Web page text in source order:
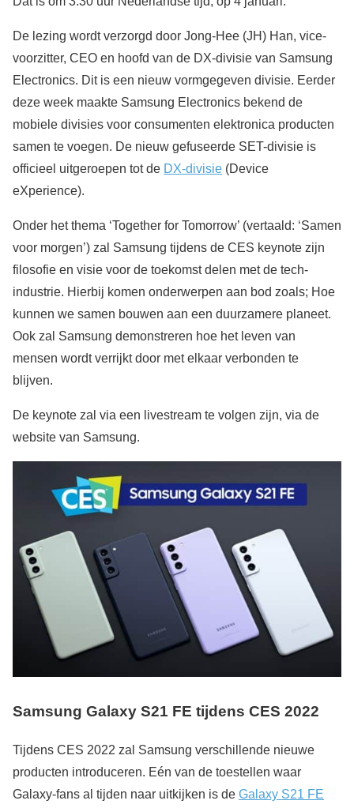
De lezing wordt verzorgd door Jong-Hee (JH) Han, vice-
voorzitter, CEO en hoofd van de DX-divisie van Samsung
Electronics. Dit is een nieuw vormgegeven divisie. Eerder
deze week maakte Samsung Electronics bekend de
mobiele divisies voor consumenten elektronica producten
samen te voegen. De nieuw gefuseerde SET-divisie is
officieel uitgeroepen tot de DX-divisie (Device
eXperience).
Onder het thema ‘Together for Tomorrow’ (vertaald: ‘Samen
voor morgen’) zal Samsung tijdens de CES keynote zijn
filosofie en visie voor de toekomst delen met de tech-
industrie. Hierbij komen onderwerpen aan bod zoals; Hoe
kunnen we samen bouwen aan een duurzamere planeet.
Ook zal Samsung demonstreren hoe het leven van
mensen wordt verrijkt door met elkaar verbonden te
blijven.
De keynote zal via een livestream te volgen zijn, via de
website van Samsung.
Samsung Galaxy S21 FE tijdens CES 2022
Tijdens CES 2022 zal Samsung verschillende nieuwe
producten introduceren. Eén van de toestellen waar
Galaxy-fans al tijden naar uitkijken is de Galaxy S21 FE